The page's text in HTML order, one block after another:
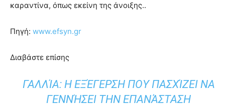
καραντίνα, όπως εκείνη της άνοιξης..
Πηγή: www.efsyn.gr
Διαβάστε επίσης
ΓΑΛΛΊΑ: Η ΕΞΈΓΕΡΣΗ ΠΟΥ ΠΑΣΧΊΖΕΙ ΝΑ
ΓΕΝΝΉΣΕΙ ΤΗΝ ΕΠΑΝΆΣΤΑΣΗ